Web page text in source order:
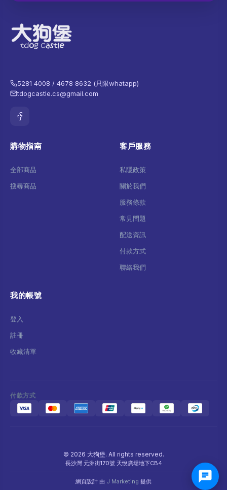
5281 4008 / 4678 8632 (只限whatapp)
tdogcastle.cs@gmail.com
購物指南
全部商品
搜尋商品
客戶服務
私隱政策
關於我們
服務條款
常見問題
配送資訊
付款方式
聯絡我們
我的帳號
登入
註冊
收藏清單
付款方式
© 2026 大狗堡. All rights reserved.
長沙灣 元洲街170號 天悅廣場地下CB4
網頁設計 由 J Marketing 提供